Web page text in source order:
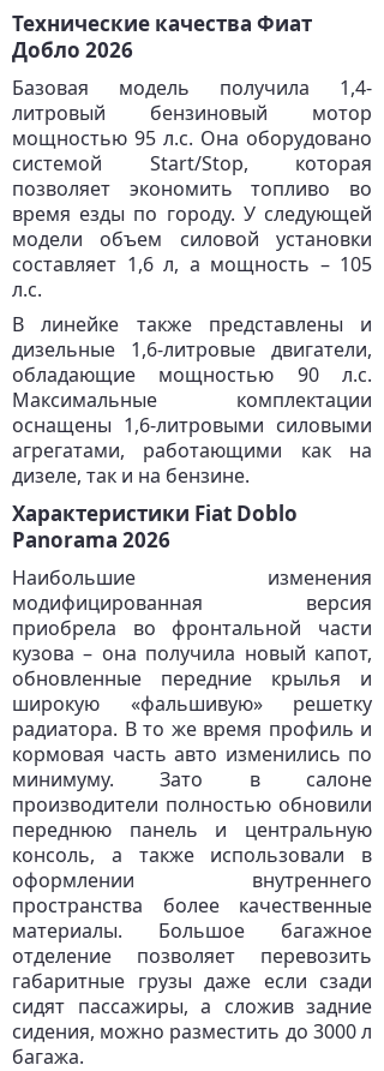
Технические качества Фиат
Добло 2026
Базовая модель получила 1,4-
литровый бензиновый мотор
мощностью 95 л.с. Она оборудовано
системой Start/Stop, которая
позволяет экономить топливо во
время езды по городу. У следующей
модели объем силовой установки
составляет 1,6 л, а мощность – 105
л.с.
В линейке также представлены и
дизельные 1,6-литровые двигатели,
обладающие мощностью 90 л.с.
Максимальные комплектации
оснащены 1,6-литровыми силовыми
агрегатами, работающими как на
дизеле, так и на бензине.
Характеристики Fiat Doblo
Panorama 2026
Наибольшие изменения
модифицированная версия
приобрела во фронтальной части
кузова – она получила новый капот,
обновленные передние крылья и
широкую «фальшивую» решетку
радиатора. В то же время профиль и
кормовая часть авто изменились по
минимуму. Зато в салоне
производители полностью обновили
переднюю панель и центральную
консоль, а также использовали в
оформлении внутреннего
пространства более качественные
материалы. Большое багажное
отделение позволяет перевозить
габаритные грузы даже если сзади
сидят пассажиры, а сложив задние
сидения, можно разместить до 3000 л
багажа.